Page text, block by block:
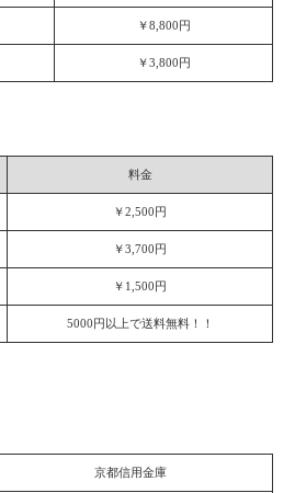
￥8,800円
￥3,800円
料金
￥2,500円
￥3,700円
￥1,500円
5000円以上で送料無料！！
京都信用金庫